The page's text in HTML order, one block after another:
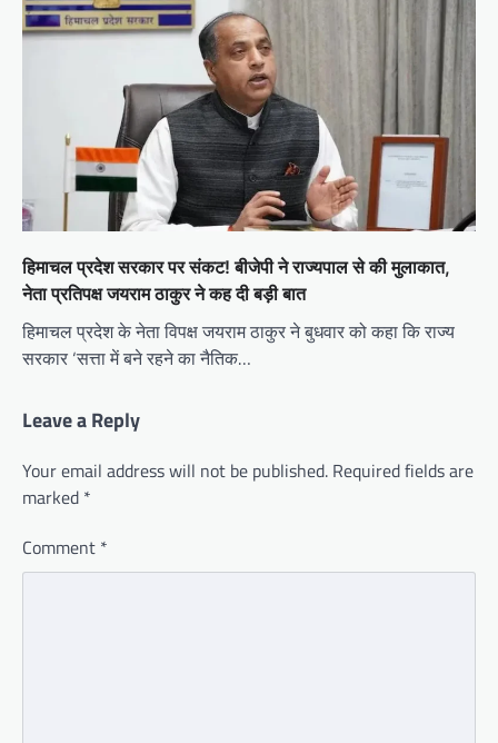
हिमाचल प्रदेश सरकार पर संकट! बीजेपी ने राज्यपाल से की मुलाकात,
नेता प्रतिपक्ष जयराम ठाकुर ने कह दी बड़ी बात
हिमाचल प्रदेश के नेता विपक्ष जयराम ठाकुर ने बुधवार को कहा कि राज्य
सरकार ‘सत्ता में बने रहने का नैतिक…
Leave a Reply
Your email address will not be published. Required fields are
marked *
Comment *